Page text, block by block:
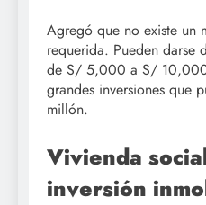
Agregó que no existe un
requerida. Pueden darse
de S/ 5,000 a S/
grandes inversiones que
millón.
Vivienda
inversión